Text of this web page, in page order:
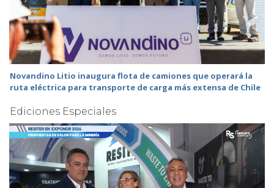
Novandino Litio inaugura flota de camiones que operará la
ruta eléctrica para transporte de carga más extensa de Chile
Ediciones Especiales